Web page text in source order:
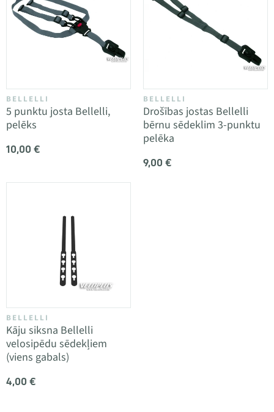
BELLELLI
5 punktu josta Bellelli,
pelēks
10,00 €
BELLELLI
Drošības jostas Bellelli
bērnu sēdeklim 3-punktu
pelēka
9,00 €
BELLELLI
Kāju siksna Bellelli
velosipēdu sēdekļiem
(viens gabals)
4,00 €